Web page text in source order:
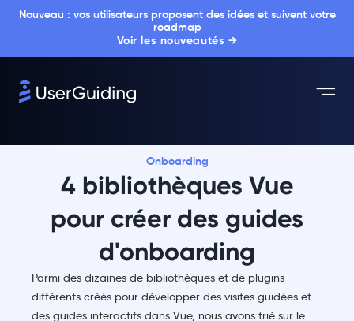
Nouveau : vos utilisateurs proposent des idées et suivent votre
roadmap
Voir les nouveautés →
Onboarding
4 bibliothèques Vue
pour créer des guides
d'onboarding
Parmi des dizaines de bibliothèques et de plugins
différents créés pour développer des visites guidées et
des guides interactifs dans Vue, nous avons trié sur le